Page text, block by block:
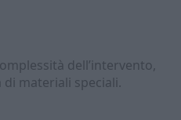
dell’intervento,
di materiali speciali.